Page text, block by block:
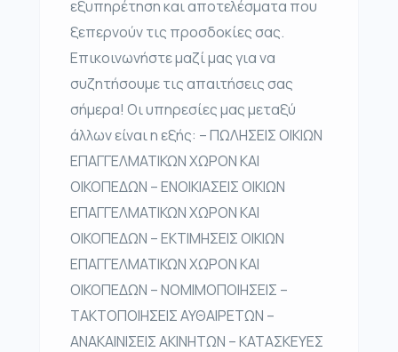
εξυπηρέτηση και αποτελέσματα που
ξεπερνούν τις προσδοκίες σας.
Επικοινωνήστε μαζί μας για να
συζητήσουμε τις απαιτήσεις σας
σήμερα! Οι υπηρεσίες μας μεταξύ
άλλων είναι η εξής: – ΠΩΛΗΣΕΙΣ ΟΙΚΙΩΝ
ΕΠΑΓΓΕΛΜΑΤΙΚΩΝ ΧΩΡΟΝ ΚΑΙ
ΟΙΚΟΠΕΔΩΝ – ΕΝΟΙΚΙΑΣΕΙΣ ΟΙΚΙΩΝ
ΕΠΑΓΓΕΛΜΑΤΙΚΩΝ ΧΩΡΟΝ ΚΑΙ
ΟΙΚΟΠΕΔΩΝ – ΕΚΤΙΜΗΣΕΙΣ ΟΙΚΙΩΝ
ΕΠΑΓΓΕΛΜΑΤΙΚΩΝ ΧΩΡΟΝ ΚΑΙ
ΟΙΚΟΠΕΔΩΝ – ΝΟΜΙΜΟΠΟΙΗΣΕΙΣ –
ΤΑΚΤΟΠΟΙΗΣΕΙΣ ΑΥΘΑΙΡΕΤΩΝ –
ΑΝΑΚΑΙΝΙΣΕΙΣ ΑΚΙΝΗΤΩΝ – ΚΑΤΑΣΚΕΥΕΣ